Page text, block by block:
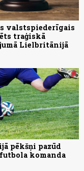
valstspiederīgais
traģiskā
Lielbritānijā
pēkšņi pazūd
komanda